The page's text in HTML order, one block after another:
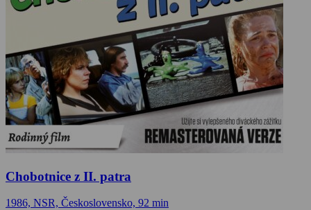
Chobotnice z II. patra
1986, NSR, Československo, 92 min